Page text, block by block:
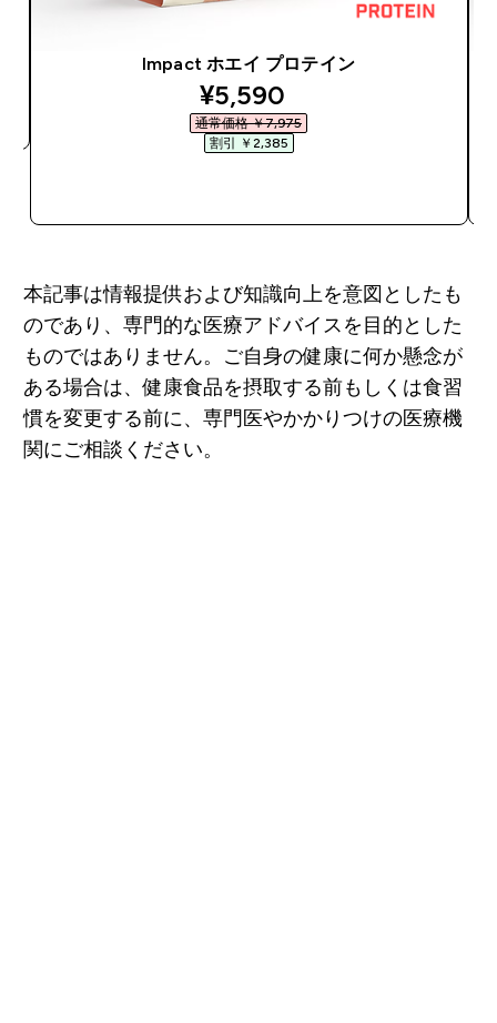
Impact ホエイ プロテイン
discounted price
¥5,590‎
通常価格 ￥7,975‎
割引 ￥2,385‎
本記事は情報提供および知識向上を意図としたも
のであり、専門的な医療アドバイスを目的とした
ものではありません。ご自身の健康に何か懸念が
ある場合は、健康食品を摂取する前もしくは食習
慣を変更する前に、専門医やかかりつけの医療機
関にご相談ください。